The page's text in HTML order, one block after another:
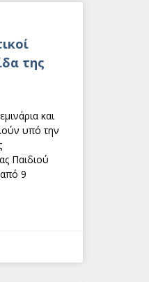
της
και
υπό την
Παιδιού
9